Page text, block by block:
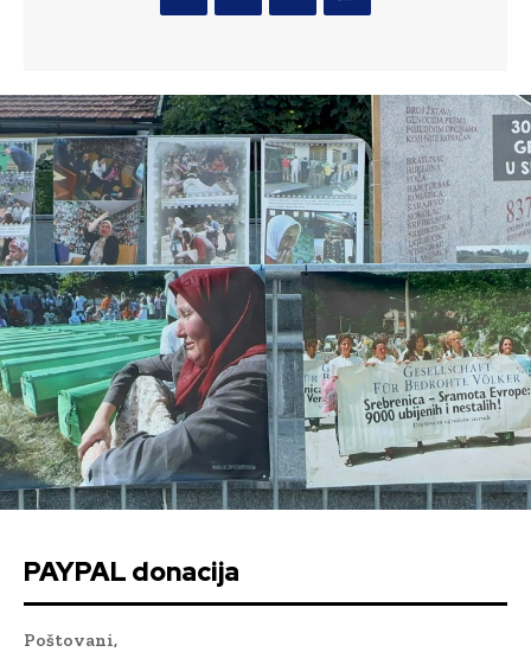
PAYPAL donacija
Poštovani,